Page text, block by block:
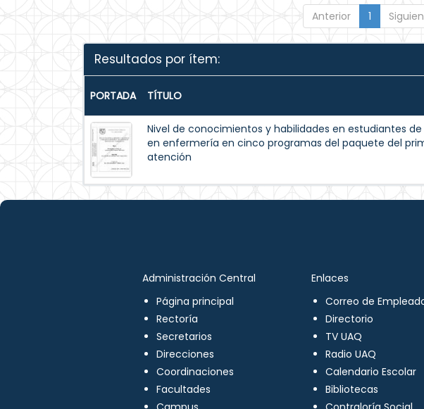
Anterior 1
Resultados por ítem:
PORTADA TÍTULO
Nivel de conocimientos y habilidades en estudiantes
en enfermería en cinco programas del paquete del
atención
Administración Central
Página principal
Rectoría
Secretarios
Direcciones
Coordinaciones
Facultades
Enlaces
Correo de
Directorio
TV UAQ
Radio UAQ
Calendario Escolar
Bibliotecas